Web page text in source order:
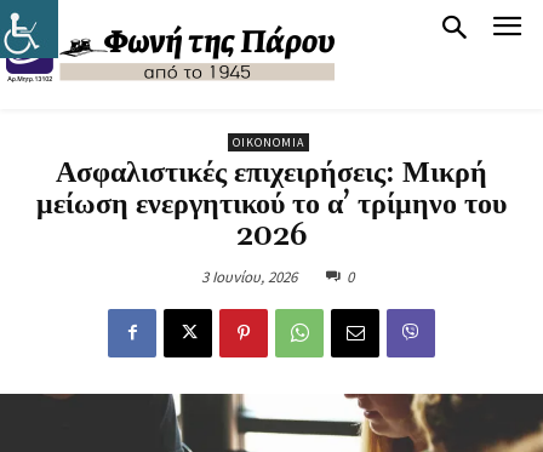
ΟΙΚΟΝΟΜΊΑ
Ασφαλιστικές επιχειρήσεις: Μικρή
μείωση ενεργητικού το α’ τρίμηνο του
2026
3 Ιουνίου, 2026 0